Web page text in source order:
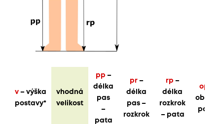
v – výška
postavy*
vhodná
velikost
pp –
délka
pas
–
pata
pr–
délka
pas –
rozkrok
rp –
délka
rozkrok
– pata
op
obvod
pasu